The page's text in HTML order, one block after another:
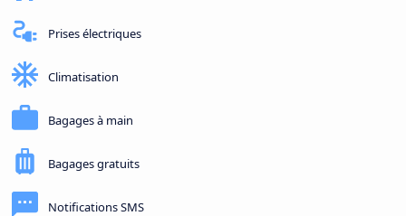
Prises électriques
Climatisation
Bagages à main
Bagages gratuits
Notifications SMS